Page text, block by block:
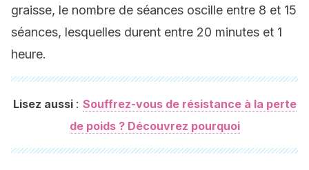
graisse, le nombre de séances oscille entre 8 et 15
séances, lesquelles durent entre 20 minutes et 1
heure.
Lisez aussi : Souffrez-vous de résistance à la perte
de poids ? Découvrez pourquoi